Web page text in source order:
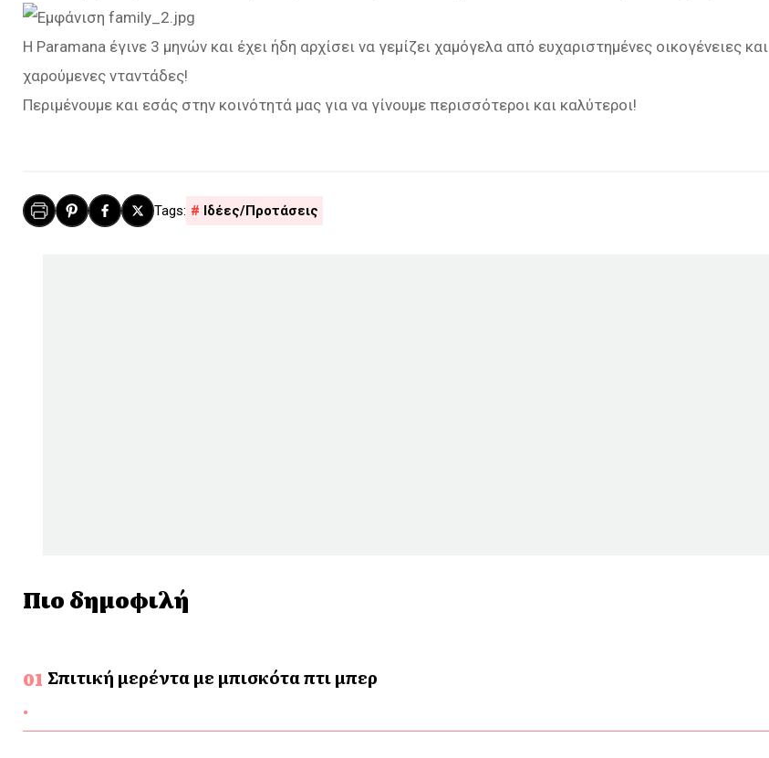
Η Paramana έγινε 3 μηνών και έχει ήδη αρχίσει να γεμίζει χαμόγελα από ευχαριστημένες οικογένειες και
χαρούμενες νταντάδες!
Περιμένουμε και εσάς στην κοινότητά μας για να γίνουμε περισσότεροι και καλύτεροι!
Ιδέες/Προτάσεις
Πιο δημοφιλή
Σπιτική μερέντα με μπισκότα πτι μπερ